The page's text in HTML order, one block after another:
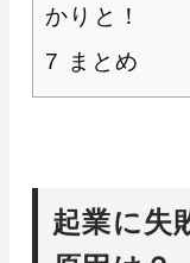
かりと！
7
まとめ
起業に失